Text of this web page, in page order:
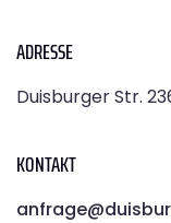
ADRESSE
Duisburger Str.
KONTAKT